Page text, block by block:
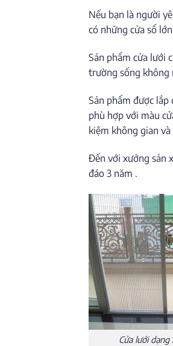
Nếu bạn là người
có những cửa sổ
Sản phẩm cửa lưới
trường sống không
Sản phẩm được
phù hợp với màu
kiệm không gian
Đến với xưởng sản
đáo 3 năm .
Cửa lưới dạng